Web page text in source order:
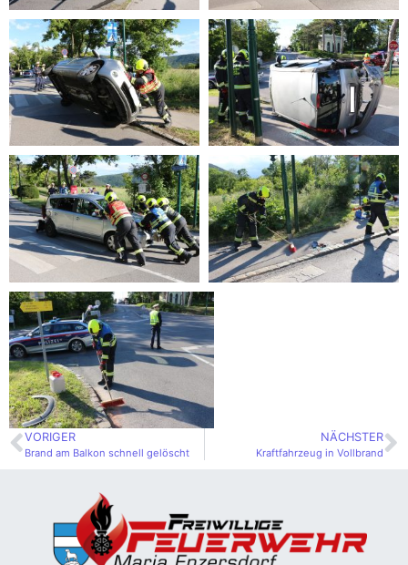
VORIGER
Brand am Balkon schnell gelöscht
NÄCHSTER
Kraftfahrzeug in Vollbrand